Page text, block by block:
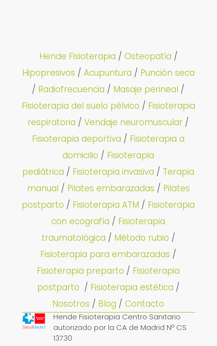
Hende Fisioterapia / Osteopatía /
Hipopresivos / Acupuntura / Punción seca
/ Radiofrecuencia / Masaje perineal /
Fisioterapia del suelo pélvico / Fisioterapia
respiratoria /Vendaje neuromuscular /
Fisioterapia deportiva / Fisioterapia a
domicilio / Fisioterapia
pediátrica / Fisioterapia invasiva / Terapia
manual / Pilates embarazadas / Pilates
postparto / Fisioterapia ATM / Fisioterapia
con ecografía / Fisioterapia
traumatológica / Método rubio /
Fisioterapia para embarazadas /
Fisioterapia preparto / Fisioterapia
postparto / Fisioterapia estética /
Nosotros / Blog /Contacto
Hende Fisioterapia Centro Sanitario
autorizado por la CA de Madrid Nº CS
13730